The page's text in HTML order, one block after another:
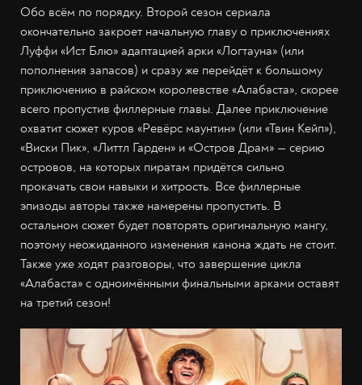
Обо всём по порядку. Второй сезон сериала
окончательно закроет начальную главу о приключениях
Луффи «Ист Блю» адаптацией арки «Логтауна» (или
пополнения запасов) и сразу же перейдёт к большому
приключению в райском королевстве «Алабаста», скорее
всего пропустив филлерные главы. Далее приключение
охватит сюжет куров «Ревёрс маунтин» (или «Твин Кейп»),
«Виски Пик», «Литтл Гарден» и «Остров Драм» — серию
островов, на которых пиратам придётся сильно
прокачать свои навыки и хитрость. Все филлерные
эпизоды авторы также намерены пропустить. В
остальном сюжет будет повторять оригинальную мангу,
поэтому неожиданного изменения канона ждать не стоит.
Также уже ходят разговоры, что завершение цикла
«Алабаста» с одноимёнными финальными арками оставят
на третий сезон!